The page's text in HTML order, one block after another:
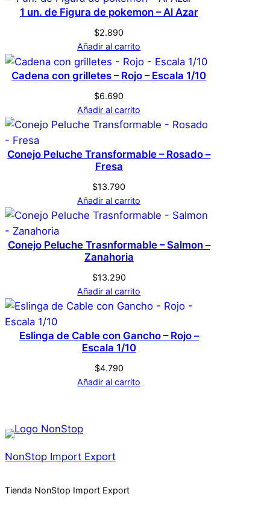
Marca Genérica
Color Verde
Tamaño S
Bola de parque
No hay valoraciones aún. Solo los usuarios
registrados que hayan comprado este
producto pueden hacer una valoración.
1 un. de Figura de pokemon – Al Azar
$2.890
Añadir al carrito
Cadena con grilletes – Rojo – Escala 1/10
$6.690
Añadir al carrito
Conejo Peluche Transformable – Rosado –
Fresa
$13.790
Añadir al carrito
Conejo Peluche Trasnformable – Salmon –
Zanahoria
$13.290
Añadir al carrito
Eslinga de Cable con Gancho – Rojo –
Escala 1/10
$4.790
Añadir al carrito
NonStop Import Export
Tienda NonStop Import Export